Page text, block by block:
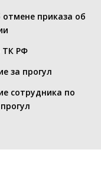
отмене приказа об
ТК РФ
за прогул
сотрудника по